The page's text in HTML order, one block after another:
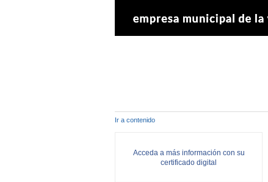
Ir a contenido
Acceda a más información con su
certificado digital